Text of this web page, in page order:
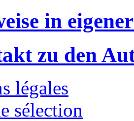
in
zu den
légales
sélection